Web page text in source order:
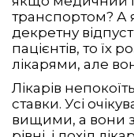
транспортом? А
декретну
пацієнтів, то їх
лікарями, але
Лікарів
ставки. Усі
вищими, а вони